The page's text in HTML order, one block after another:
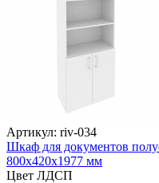
Артикул: riv-034
Шкаф для документов
800х420х1977 мм
Цвет ЛДСП